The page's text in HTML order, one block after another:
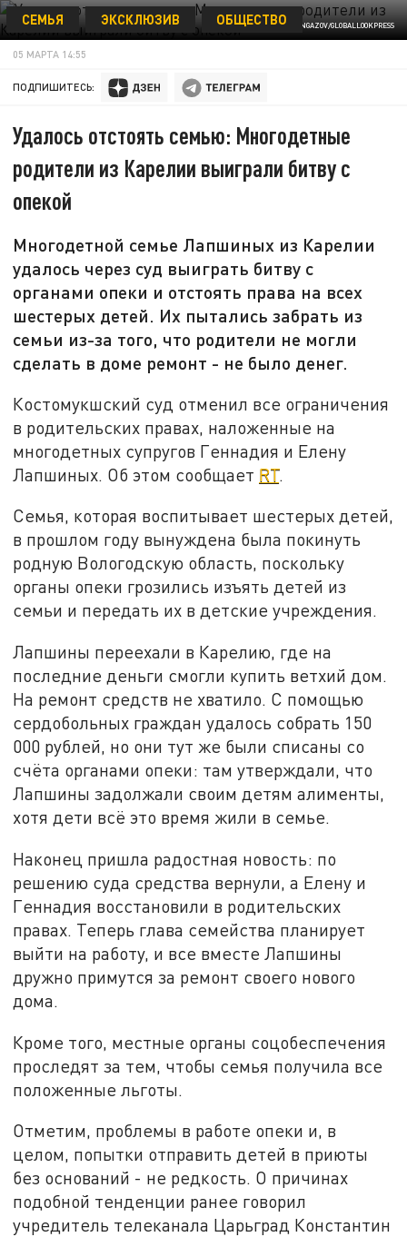
ФОТО: NIKOLAY GYNGAZOV/GLOBALLOOKPRESS
СЕМЬЯ ЭКСКЛЮЗИВ ОБЩЕСТВО
05 МАРТА 14:55
ПОДПИШИТЕСЬ:
Удалось отстоять семью: Многодетные
родители из Карелии выиграли битву с
опекой
Многодетной семье Лапшиных из Карелии
удалось через суд выиграть битву с
органами опеки и отстоять права на всех
шестерых детей. Их пытались забрать из
семьи из-за того, что родители не могли
сделать в доме ремонт - не было денег.
Костомукшский суд отменил все ограничения
в родительских правах, наложенные на
многодетных супругов Геннадия и Елену
Лапшиных. Об этом сообщает RT.
Семья, которая воспитывает шестерых детей,
в прошлом году вынуждена была покинуть
родную Вологодскую область, поскольку
органы опеки грозились изъять детей из
семьи и передать их в детские учреждения.
Лапшины переехали в Карелию, где на
последние деньги смогли купить ветхий дом.
На ремонт средств не хватило. С помощью
сердобольных граждан удалось собрать 150
000 рублей, но они тут же были списаны со
счёта органами опеки: там утверждали, что
Лапшины задолжали своим детям алименты,
хотя дети всё это время жили в семье.
Наконец пришла радостная новость: по
решению суда средства вернули, а Елену и
Геннадия восстановили в родительских
правах. Теперь глава семейства планирует
выйти на работу, и все вместе Лапшины
дружно примутся за ремонт своего нового
дома.
Кроме того, местные органы соцобеспечения
проследят за тем, чтобы семья получила все
положенные льготы.
Отметим, проблемы в работе опеки и, в
целом, попытки отправить детей в приюты
без оснований - не редкость. О причинах
подобной тенденции ранее говорил
учредитель телеканала Царьград Константин